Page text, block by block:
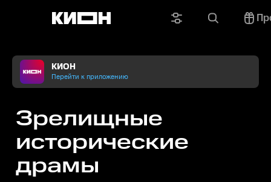
КИОН
Перейти к приложению
Зрелищные
исторические
драмы